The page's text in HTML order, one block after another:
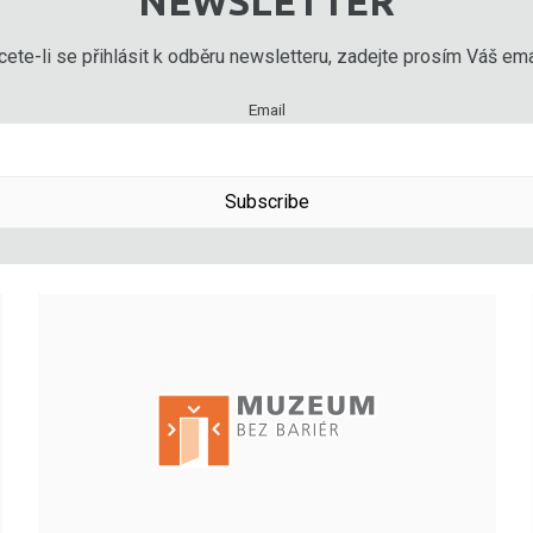
li se přihlásit k odběru newsletteru, zadejte prosím Váš
Email
Subscribe